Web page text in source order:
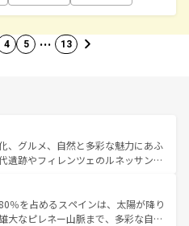
4 5 … 13
、グルメ、自然と多彩な魅力にあふ
遺跡やフィレンツェのルネッサンス
しい田園風景やアマルフィ海岸の絶
逃せない。観光の合間には、本場の
品のイタリア料理を堪能することも
％を占めるスペインは、太陽が降り
大なピレネー山脈まで、多彩な自然